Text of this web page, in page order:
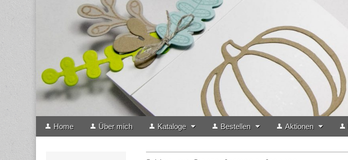
Main
Skip
Home Über mich Kataloge Bestellen Aktionen